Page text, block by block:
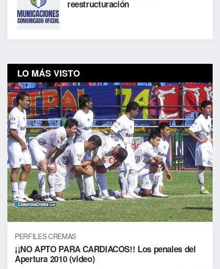
reestructuración
LO MÁS VISTO
PERFILES CREMAS
¡¡NO APTO PARA CARDIACOS!! Los penales del
Apertura 2010 (video)